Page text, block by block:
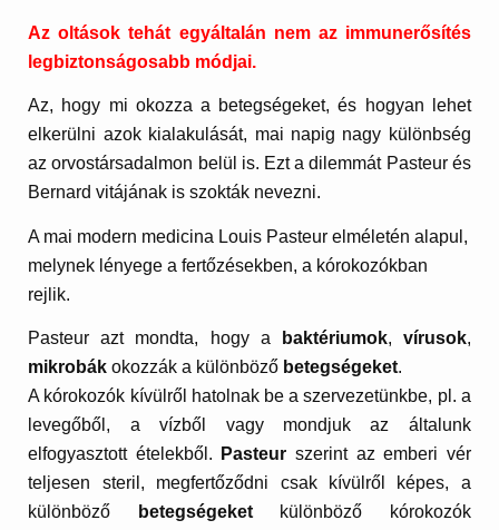
Az oltások tehát egyáltalán nem az immunerősítés
legbiztonságosabb módjai.
Az, hogy mi okozza a betegségeket, és hogyan lehet
elkerülni azok kialakulását, mai napig nagy különbség
az orvostársadalmon belül is. Ezt a dilemmát Pasteur és
Bernard vitájának is szokták nevezni.
A mai modern medicina Louis Pasteur elméletén alapul,
melynek lényege a fertőzésekben, a kórokozókban
rejlik.
Pasteur azt mondta, hogy a baktériumok, vírusok,
mikrobák okozzák a különböző betegségeket.
A kórokozók kívülről hatolnak be a szervezetünkbe, pl. a
levegőből, a vízből vagy mondjuk az általunk
elfogyasztott ételekből.
Pasteur szerint az emberi vér
teljesen steril, megfertőződni csak kívülről képes, a
különböző
betegségeketkülönböző kórokozók